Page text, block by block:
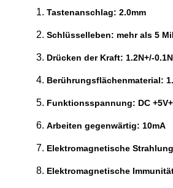
Tastenanschlag: 2.0mm
Schlüsselleben: mehr als 5
Drücken der Kraft: 1.2N+/-
Berührungsflächenmaterial:
Funktionsspannung: DC
Arbeiten gegenwärtig: 10mA
Elektromagnetische
Elektromagnetische